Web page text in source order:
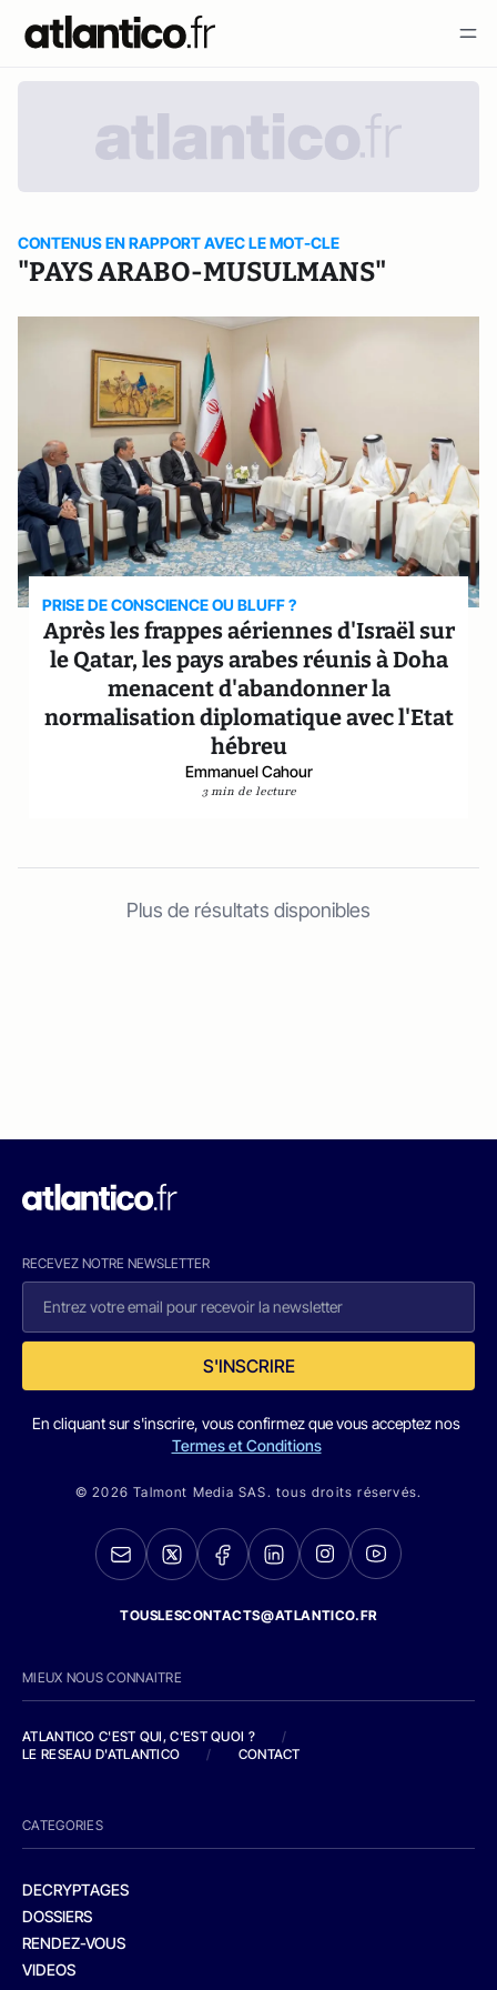
CONTENUS EN RAPPORT AVEC LE MOT-CLE
"PAYS ARABO-MUSULMANS"
PRISE DE CONSCIENCE OU BLUFF ?
Après les frappes aériennes d'Israël sur
le Qatar, les pays arabes réunis à Doha
menacent d'abandonner la
normalisation diplomatique avec l'Etat
hébreu
Emmanuel Cahour
3 min de lecture
Plus de résultats disponibles
RECEVEZ NOTRE NEWSLETTER
S'INSCRIRE
En cliquant sur s'inscrire, vous confirmez que vous acceptez nos
Termes et Conditions
© 2026 Talmont Media SAS. tous droits réservés.
TOUSLESCONTACTS@ATLANTICO.FR
MIEUX NOUS CONNAITRE
ATLANTICO C'EST QUI, C'EST QUOI ?
/
LE RESEAU D'ATLANTICO
/ CONTACT
CATEGORIES
DECRYPTAGES
DOSSIERS
RENDEZ-VOUS
VIDEOS